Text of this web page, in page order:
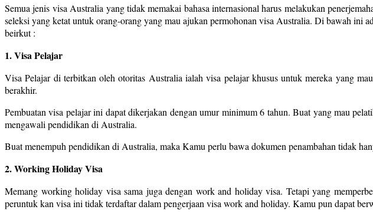
Semua jenis visa Australia yang tidak memakai bahasa internasional harus melakukan
seleksi yang ketat untuk orang-orang yang mau ajukan permohonan visa Australia. Di bawah ini
beirkut :
1. Visa Pelajar
Visa Pelajar di terbitkan oleh otoritas Australia ialah visa pelajar khusus untuk mereka yang
berakhir.
Pembuatan visa pelajar ini dapat dikerjakan dengan umur minimum 6 tahun. Buat yang mau
mengawali pendidikan di Australia.
Buat menempuh pendidikan di Australia, maka Kamu perlu bawa dokumen penambahan tidak
2. Working Holiday Visa
Memang working holiday visa sama juga dengan work and holiday visa. Tetapi yang
peruntuk kan visa ini tidak terdaftar dalam pengerjaan visa work and holiday. Kamu pun dapat